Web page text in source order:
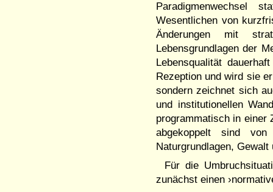
Paradigmenwechsel
Wesentlichen von
Änderungen mit
Lebensgrundlagen der
Lebensqualität
Rezeption und wird sie
sondern zeichnet sich
und institutionellen
programmatisch in einer
abgekoppelt sind
Naturgrundlagen,
Für die
zunächst einen